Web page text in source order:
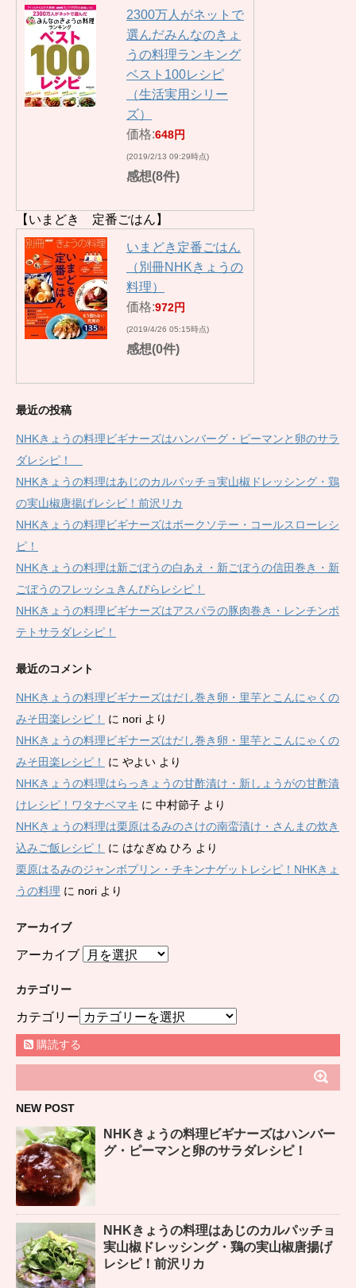
2300万人がネットで
選んだみんなのきょ
うの料理ランキング
ベスト100レシピ
（生活実用シリー
ズ）
価格:648円
(2019/2/13 09:29時点)
感想(8件)
【いまどき 定番ごはん】
いまどき定番ごはん
（別冊NHKきょうの
料理）
価格:972円
(2019/4/26 05:15時点)
感想(0件)
最近の投稿
NHKきょうの料理ビギナーズはハンバーグ・ピーマンと卵のサラ
ダレシピ！
NHKきょうの料理はあじのカルパッチョ実山椒ドレッシング・鶏
の実山椒唐揚げレシピ！前沢リカ
NHKきょうの料理ビギナーズはポークソテー・コールスローレシ
ピ！
NHKきょうの料理は新ごぼうの白あえ・新ごぼうの信田巻き・新
ごぼうのフレッシュきんぴらレシピ！
NHKきょうの料理ビギナーズはアスパラの豚肉巻き・レンチンポ
テトサラダレシピ！
最近のコメント
NHKきょうの料理ビギナーズはだし巻き卵・里芋とこんにゃくの
みそ田楽レシピ！
に nori より
NHKきょうの料理ビギナーズはだし巻き卵・里芋とこんにゃくの
みそ田楽レシピ！
に やよい より
NHKきょうの料理はらっきょうの甘酢漬け・新しょうがの甘酢漬
けレシピ！ワタナベマキ に 中村節子 より
NHKきょうの料理は栗原はるみのさけの南蛮漬け・さんまの炊き
込みご飯レシピ！
に はなぎぬ ひろ より
栗原はるみのジャンボプリン・チキンナゲットレシピ！NHKきょ
うの料理 に nori より
アーカイブ
アーカイブ
カテゴリー
カテゴリー
購読する
NEW POST
NHKきょうの料理ビギナーズはハンバー
グ・ピーマンと卵のサラダレシピ！
NHKきょうの料理はあじのカルパッチョ
実山椒ドレッシング・鶏の実山椒唐揚げ
レシピ！前沢リカ